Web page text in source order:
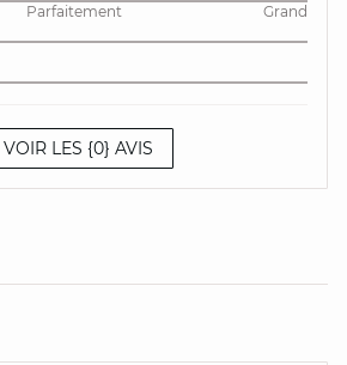
Parfaitement
Grand
VOIR LES {0} AVIS